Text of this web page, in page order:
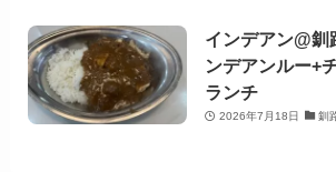
インデアン@釧
ンデアンルー+
ランチ
2026年7月18日 釧